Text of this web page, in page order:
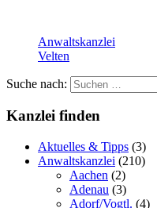
Anwaltskanzlei
Velten
Suche nach:
Kanzlei finden
Aktuelles & Tipps (3)
Anwaltskanzlei (210)
Aachen (2)
Adenau (3)
Adorf/Vogtl. (4)